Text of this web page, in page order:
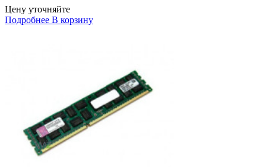
Цену уточняйте
Подробнее В корзину